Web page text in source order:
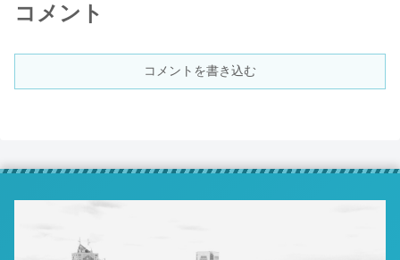
コメント
コメントを書き込む